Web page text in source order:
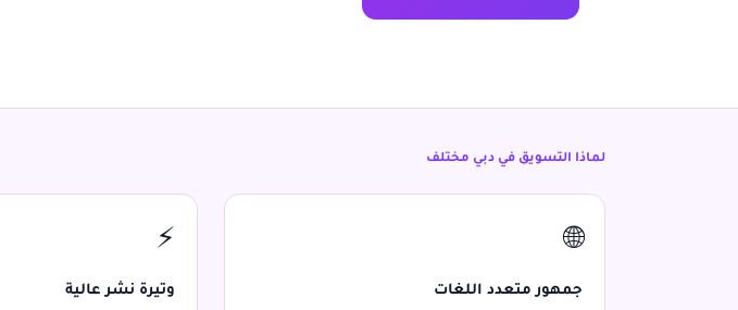
لماذا التسويق في دبي مختلف
🌐
جمهور متعدد اللغات
⚡
وتيرة نشر عالية